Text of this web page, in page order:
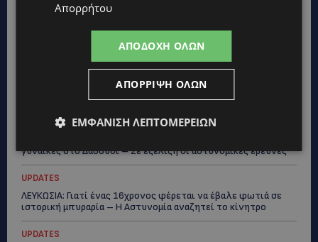
STORIES
ΕΛΕΝΑ ΑΝΤΩΝΙΑΔΟΥ: Αγώνας ζωής για τη 37χρονη μητέρα
UPDATES
γυναίκες στο Δασούδι – Σε εξέλιξη οι αστυνομικές έρευνες
UPDATES
ΛΕΥΚΩΣΙΑ: Γιατί ένας 16χρονος φέρεται να έβαλε φωτιά σε
ιστορική μπυραρία – Η Αστυνομία αναζητεί το κίνητρο
UPDATES
Απορρήτου
ΑΠΟΔΟΧΉ ΌΛΩΝ
ΑΠΌΡΡΙΨΗ ΌΛΩΝ
ΕΜΦΆΝΙΣΗ ΛΕΠΤΟΜΕΡΕΙΏΝ